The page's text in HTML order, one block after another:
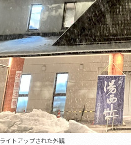
ライトアップされた外観